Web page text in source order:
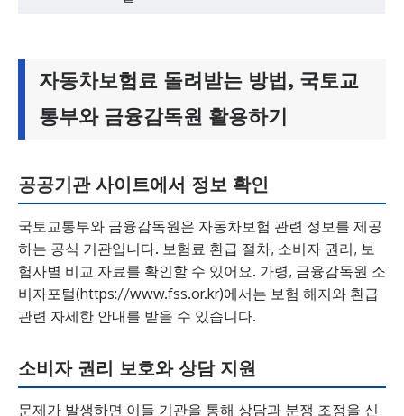
자동차보험료 돌려받는 방법, 국토교
통부와 금융감독원 활용하기
공공기관 사이트에서 정보 확인
국토교통부와 금융감독원은 자동차보험 관련 정보를 제공
하는 공식 기관입니다. 보험료 환급 절차, 소비자 권리, 보
험사별 비교 자료를 확인할 수 있어요. 가령, 금융감독원 소
비자포털(https://www.fss.or.kr)에서는 보험 해지와 환급
관련 자세한 안내를 받을 수 있습니다.
소비자 권리 보호와 상담 지원
문제가 발생하면 이들 기관을 통해 상담과 분쟁 조정을 신